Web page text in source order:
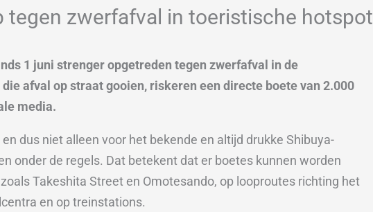
tegen zwerfafval in toeristische hotspot
1 juni strenger opgetreden tegen zwerfafval in de
afval op straat gooien, riskeren een directe boete van 2.000
media.
dus niet alleen voor het bekende en altijd drukke Shibuya-
onder de regels. Dat betekent dat er boetes kunnen worden
Takeshita Street en Omotesando, op looproutes richting het
en op treinstations.